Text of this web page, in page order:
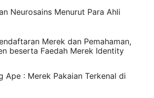
Neurosains Menurut Para Ahli
Merek dan Pemahaman,
beserta Faedah Merek Identity
Ape : Merek Pakaian Terkenal di